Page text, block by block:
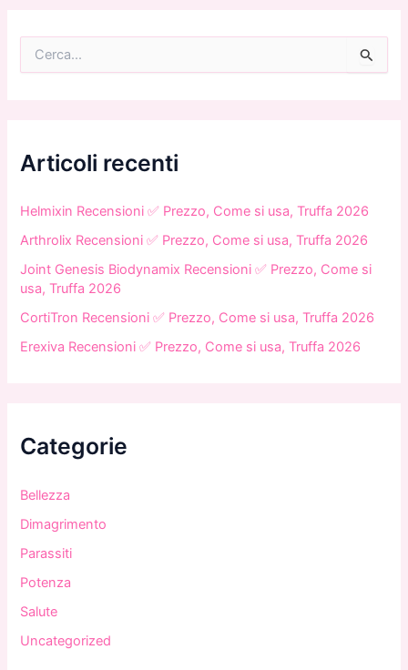
Articoli recenti
Helmixin Recensioni ✅ Prezzo, Come si usa, Truffa 2026
Arthrolix Recensioni ✅ Prezzo, Come si usa, Truffa 2026
Joint Genesis Biodynamix Recensioni ✅ Prezzo, Come si
usa, Truffa 2026
CortiTron Recensioni ✅ Prezzo, Come si usa, Truffa 2026
Erexiva Recensioni ✅ Prezzo, Come si usa, Truffa 2026
Categorie
Bellezza
Dimagrimento
Parassiti
Potenza
Salute
Uncategorized